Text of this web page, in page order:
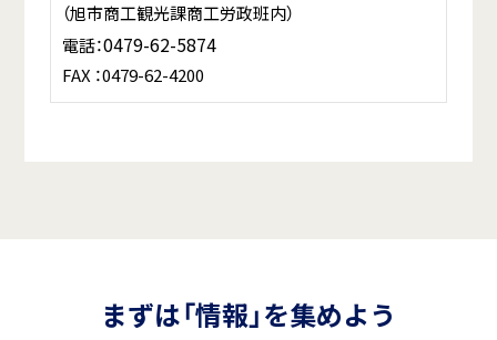
（旭市商工観光課商工労政班内）
電話：0479-62-5874
FAX ：0479-62-4200
まずは「情報」を集めよう